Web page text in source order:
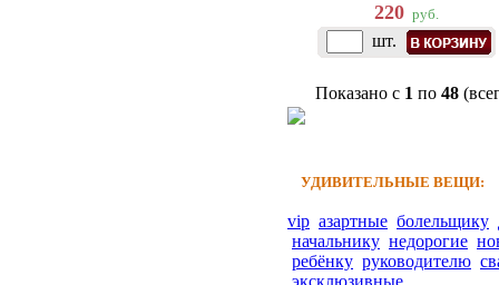
220 руб.
шт.
Показано с 1 по 48
УДИВИТЕЛЬНЫЕ ВЕЩИ:
vip азартные болельщику
начальнику недорогие
ребёнку руководителю
эксклюзивные